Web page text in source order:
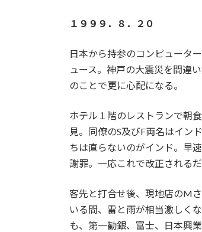
１９９９．８．２０
日本から持参のコンピュータ
ュース。神戸の大震災を間違
のことで更に心配になる。
ホテル１階のレストランで朝
見。同僚のS及びF両名はイン
ちは直らないのがインド。早
謝罪。一応これで改正されるだ
客先と打合せ後、現地店のM
いる間、雷と雨が相当激しく
も、第一勧銀、富士、日本興